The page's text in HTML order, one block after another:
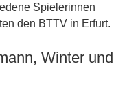
Spielerinnen
den BTTV in Erfurt.
Winter und